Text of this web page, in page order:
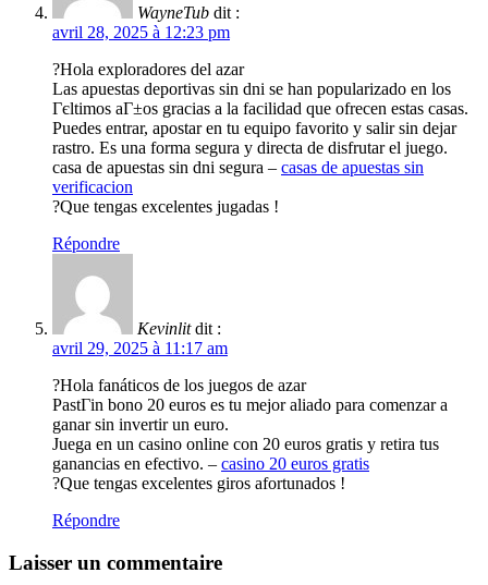
WayneTub dit :
avril 28, 2025 à 12:23 pm
?Hola exploradores del azar
Las apuestas deportivas sin dni se han popularizado en los
Гєltimos aГ±os gracias a la facilidad que ofrecen estas casas.
Puedes entrar, apostar en tu equipo favorito y salir sin dejar
rastro. Es una forma segura y directa de disfrutar el juego.
casa de apuestas sin dni segura – casas de apuestas sin
verificacion
?Que tengas excelentes jugadas !
Répondre
Kevinlit dit :
avril 29, 2025 à 11:17 am
?Hola fanáticos de los juegos de azar
PastГіn bono 20 euros es tu mejor aliado para comenzar a
ganar sin invertir un euro.
Juega en un casino online con 20 euros gratis y retira tus
ganancias en efectivo. – casino 20 euros gratis
?Que tengas excelentes giros afortunados !
Répondre
Laisser un commentaire